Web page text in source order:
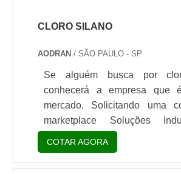
CLORO SILANO
AODRAN / SÃO PAULO - SP
Se alguém busca por
conhecerá a empresa que
mercado. Solicitando uma
marketplace Soluções
descobrindo a melhor
mercado.É importante
produto deve sempre ser
COTAR AGORA